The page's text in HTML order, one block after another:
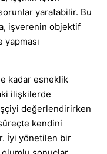
yaratabilir. Bu
işverenin objektif
kadar esneklik
ilişkilerde
değerlendirirken
kendini
İyi yönetilen bir